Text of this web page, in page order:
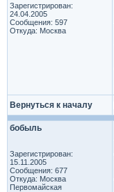
Зарегистрирован:
24.04.2005
Сообщения: 597
Откуда: Москва
Вернуться к началу
бобыль
Зарегистрирован:
15.11.2005
Сообщения: 677
Откуда: Москва
Первомайская